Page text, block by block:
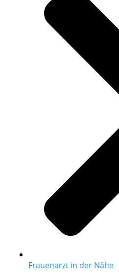
Frauenarzt in der Nähe